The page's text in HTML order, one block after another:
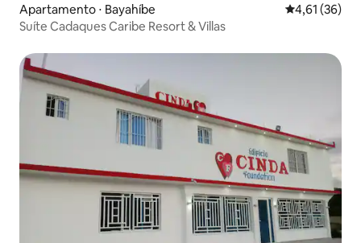
Apartamento ⋅ Bayahíbe 4,61 de uma
4,61 (36)
Suíte Cadaques Caribe Resort & Villas